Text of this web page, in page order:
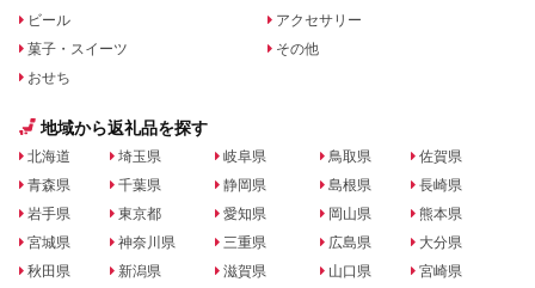
ビール
菓子・スイーツ
おせち
アクセサリー
その他
地域から返礼品を探す
北海道
青森県
岩手県
宮城県
秋田県
埼玉県
千葉県
東京都
神奈川県
新潟県
岐阜県
静岡県
愛知県
三重県
滋賀県
鳥取県
島根県
岡山県
広島県
山口県
佐賀県
長崎県
熊本県
大分県
宮崎県